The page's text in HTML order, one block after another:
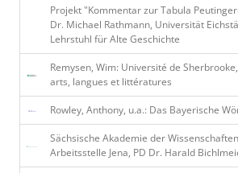
Projekt "Kommentar zur Tabula
Dr. Michael Rathmann, Universität
Lehrstuhl für Alte Geschichte
Remysen, Wim: Université de
arts, langues et littératures
Rowley, Anthony, u.a.: Das Bayerische
Sächsische Akademie der
Arbeitsstelle Jena, PD Dr. Harald